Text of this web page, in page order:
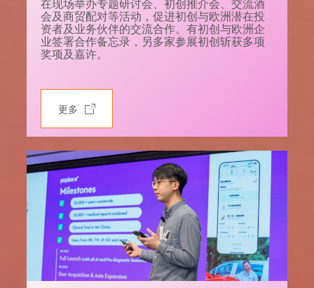
在现场举办专题研讨会、初创推介会、交流酒
会及商贸配对等活动，促进初创与欧洲潜在投
资者及业务伙伴的交流合作。有初创与欧洲企
业签署合作备忘录，另多家参展初创斩获多项
奖项及嘉许。
更多